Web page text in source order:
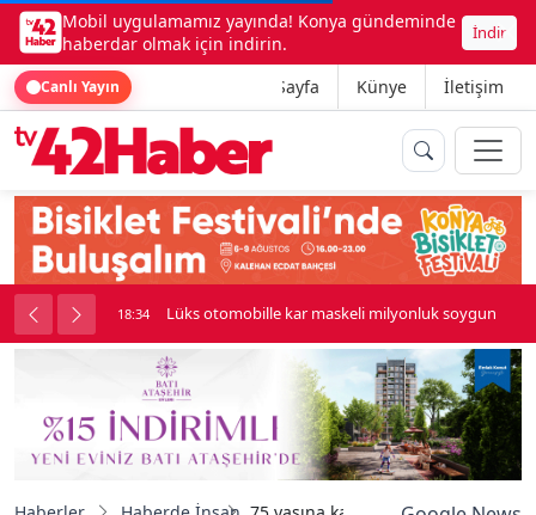
Mobil uygulamamız yayında! Konya gündeminde
haberdar olmak için indirin.
İndir
Canlı Yayın Ana Sayfa Künye İletişim
kavga çıktı 18:34 Lüks otomobille kar maskeli milyonluk soygun